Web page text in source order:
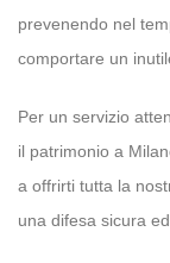
prevenendo nel
comportare un
Per un servizio
il patrimonio a
a offrirti tutta la
una difesa sicura